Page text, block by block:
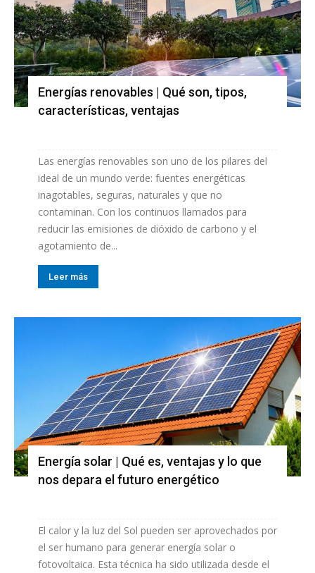
Energías renovables | Qué son, tipos,
características, ventajas
Las energías renovables son uno de los pilares del
ideal de un mundo verde: fuentes energéticas
inagotables, seguras, naturales y que no
contaminan. Con los continuos llamados para
reducir las emisiones de dióxido de carbono y el
agotamiento de...
Leer más
Energía solar | Qué es, ventajas y lo que
nos depara el futuro energético
El calor y la luz del Sol pueden ser aprovechados por
el ser humano para generar energía solar o
fotovoltaica. Esta técnica ha sido utilizada desde el